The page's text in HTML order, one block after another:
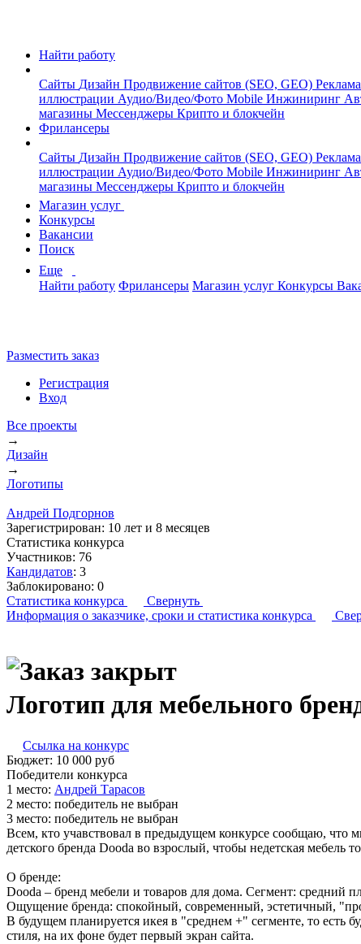
Найти работу
Сайты Дизайн Продвижение сайтов (SEO, GEO)
иллюстрации Аудио/Видео/Фото Mobile Инжиниринг
магазины Мессенджеры Крипто и блокчейн
Фрилансеры
Сайты Дизайн Продвижение сайтов (SEO, GEO)
иллюстрации Аудио/Видео/Фото Mobile Инжиниринг
магазины Мессенджеры Крипто и блокчейн
Магазин услуг
Конкурсы
Вакансии
Поиск
Еще
Найти работу Фрилансеры Магазин услуг Конкурсы
Разместить заказ
Регистрация
Вход
Все проекты
→
Дизайн
→
Логотипы
Андрей Подгорнов
Зарегистрирован: 10 лет и 8 месяцев
Статистика конкурса
Участников: 76
Кандидатов: 3
Заблокировано: 0
Статистика конкурса
Свернуть
Информация о заказчике, сроки и статистика конкурса
Логотип для мебельного
Ссылка на конкурс
Бюджет: 10 000 руб
Победители конкурса
1 место: Ан­дрей Та­расов
2 место: победитель не выбран
3 место: победитель не выбран
Всем, кто учавствовал в предыдущем конкурсе сообщаю, что
детского бренда Dooda во взрослый, чтобы недетская
О бренде:
Dooda – бренд мебели и товаров для дома. Сегмент: средний
Ощущение бренда: спокойный, современный, эстетичный,
В будущем планируется икея в "среднем +" сегменте, то есть
стиля, на их фоне будет первый экран сайта.